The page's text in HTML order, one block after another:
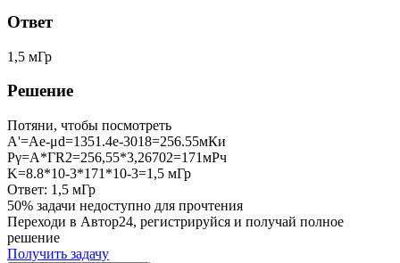
Ответ
1,5 мГр
Решение
Потяни, чтобы посмотреть
А'=Ae-μd=1351.4e-3018=256.55мКи
Pγ=А*ГR2=256,55*3,26702=171мРч
K=8.8*10-3*171*10-3=1,5 мГр
Ответ: 1,5 мГр
50% задачи недоступно для прочтения
Переходи в Автор24, регистрируйся и получай полное
решение
Получить задачу